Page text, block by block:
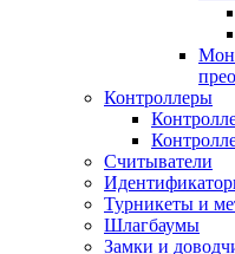
Контроллеры
Считыватели
Турникеты и
Шлагбаумы
Замки и